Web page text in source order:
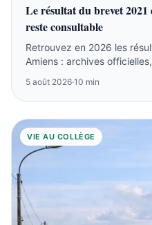
Le résultat du brevet 2021
reste consultable
Retrouvez en 2026 les
Amiens : archives
5 août 2026·10 min
VIE AU COLLÈGE